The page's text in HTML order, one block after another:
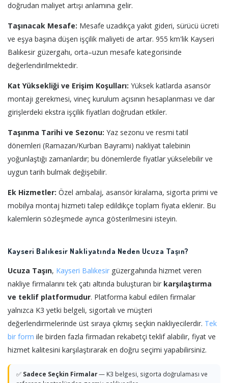
doğrudan maliyet artışı anlamına gelir.
Taşınacak Mesafe: Mesafe uzadıkça yakıt gideri, sürücü ücreti
ve eşya başına düşen işçilik maliyeti de artar. 955 km'lik Kayseri
Balıkesir güzergahı, orta–uzun mesafe kategorisinde
değerlendirilmektedir.
Kat Yüksekliği ve Erişim Koşulları: Yüksek katlarda asansör
montajı gerekmesi, vineç kurulum açısının hesaplanması ve dar
girişlerdeki ekstra işçilik fiyatları doğrudan etkiler.
Taşınma Tarihi ve Sezonu: Yaz sezonu ve resmi tatil
dönemleri (Ramazan/Kurban Bayramı) nakliyat talebinin
yoğunlaştığı zamanlardır; bu dönemlerde fiyatlar yükselebilir ve
uygun tarih bulmak değişebilir.
Ek Hizmetler: Özel ambalaj, asansör kiralama, sigorta primi ve
mobilya montaj hizmeti talep edildikçe toplam fiyata eklenir. Bu
kalemlerin sözleşmede ayrıca gösterilmesini isteyin.
Kayseri Balıkesir Nakliyatında Neden Ucuza Taşın?
Ucuza Taşın, Kayseri Balıkesir güzergahında hizmet veren
nakliye firmalarını tek çatı altında buluşturan bir karşılaştırma
ve teklif platformudur. Platforma kabul edilen firmalar
yalnızca K3 yetki belgeli, sigortalı ve müşteri
değerlendirmelerinde üst sıraya çıkmış seçkin nakliyecilerdir. Tek
bir form ile birden fazla firmadan rekabetçi teklif alabilir, fiyat ve
hizmet kalitesini karşılaştırarak en doğru seçimi yapabilirsiniz.
✅ Sadece Seçkin Firmalar— K3 belgesi, sigorta doğrulaması ve